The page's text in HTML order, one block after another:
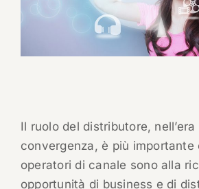
Il ruolo del distributore, nell’era
convergenza, è più importante
operatori di canale sono alla
opportunità di business e di